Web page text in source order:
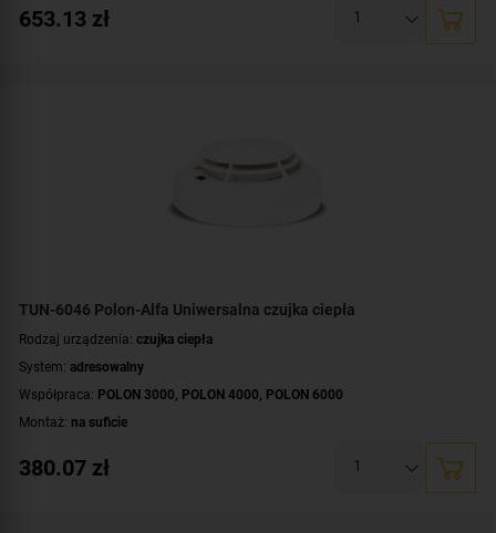
Certyfikat:CNBOP-PIB
653.13 zł
TUN-6046 Polon-Alfa Uniwersalna czujka ciepła
Rodzaj urządzenia: czujka ciepła
System: adresowalny
Współpraca: POLON 3000 POLON 4000 POLON 6000
Montaż: na suficie
380.07 zł